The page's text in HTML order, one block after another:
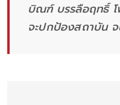
บิณฑ์ บรรลือฤทธิ์
จะปกป้องสถาบัน